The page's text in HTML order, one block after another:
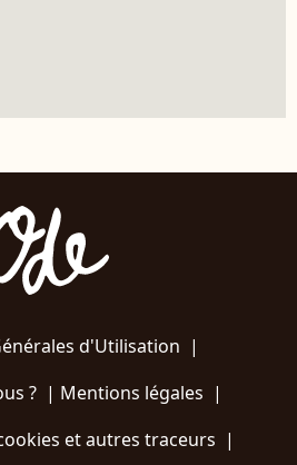
d'Utilisation |
?| Mentions légales |
et autres traceurs |